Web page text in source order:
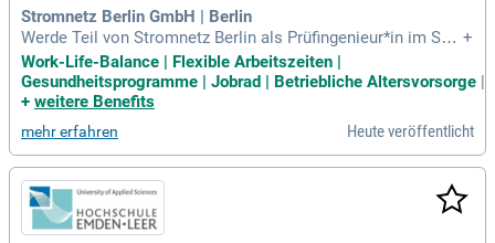
Stromnetz Berlin GmbH | Berlin
Werde Teil von Stromnetz Berlin als Prüfingenieur*in im Sch
utztechnik-Gerätelabor! In Berlin-Tiergarten gestaltest du ak
tiv die Energiewende mit. Unsere Arbeitsgruppe sichert den
Personen- und Anlagenschutz für Hoch- und Mittelspannung
e sichere Stromversorgung aller Kunden. Eigenständig führs
t du Prüfungen und Tests von Schutzgeräten durch, um dere
n nachhaltige Nutzung zu gewährleisten. Schließe dich uns
an und trage zur Digitalisierung technischer Prozesse in der
Energiebranche bei!
+
Work-Life-Balance | Flexible Arbeitszeiten |
Gesundheitsprogramme | Jobrad | Betriebliche Altersvorsorge |
+ weitere Benefits
mehr erfahren Heute veröffentlicht